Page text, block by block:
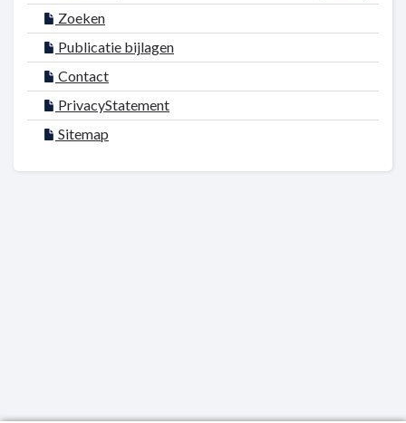
Zoeken
Publicatie bijlagen
Contact
PrivacyStatement
Sitemap